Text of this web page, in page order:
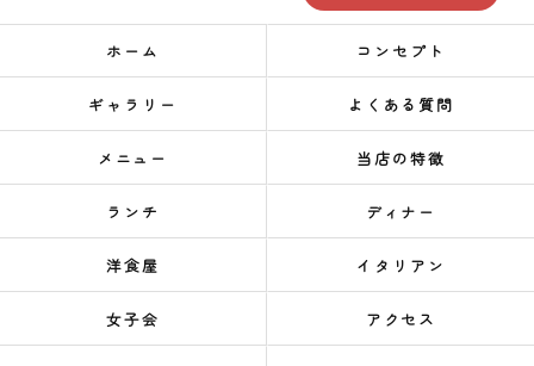
ホーム コンセプト
ギャラリー よくある質問
メニュー 当店の特徴
ランチ ディナー
洋食屋 イタリアン
女子会 アクセス